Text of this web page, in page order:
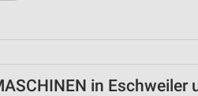
in Eschweiler